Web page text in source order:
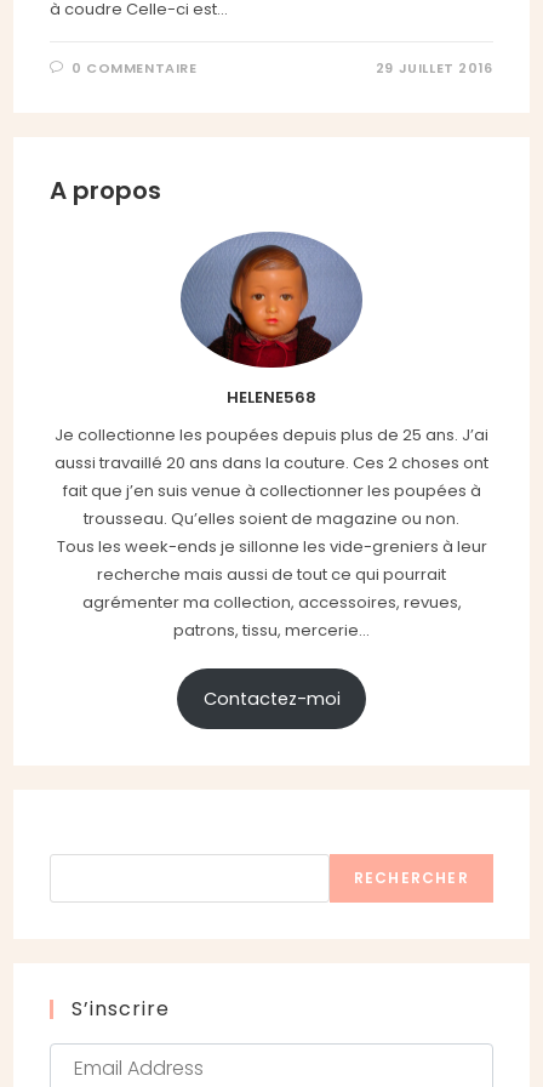
à coudre Celle-ci est…
0 COMMENTAIRE 29 JUILLET 2016
A propos
HELENE568
Je collectionne les poupées depuis plus de 25 ans. J’ai
aussi travaillé 20 ans dans la couture. Ces 2 choses ont
fait que j’en suis venue à collectionner les poupées à
trousseau. Qu’elles soient de magazine ou non.
Tous les week-ends je sillonne les vide-greniers à leur
recherche mais aussi de tout ce qui pourrait
agrémenter ma collection, accessoires, revues,
patrons, tissu, mercerie...
Contactez-moi
RECHERCHER
S’inscrire